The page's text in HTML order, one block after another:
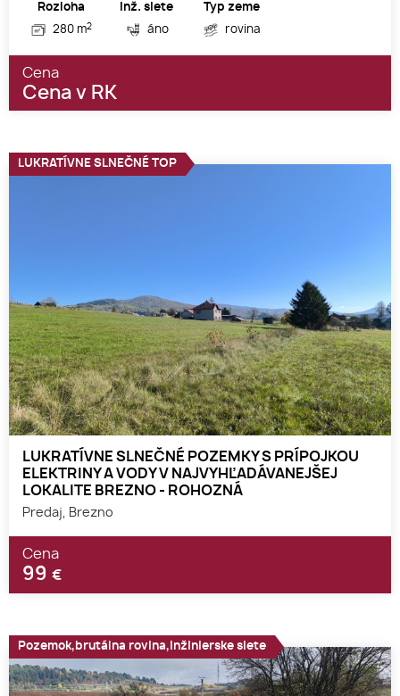
Rozloha
280 m2
Inž. siete
áno
Typ zeme
rovina
Cena
Cena v RK
LUKRATÍVNE SLNEČNÉ POZEMKY S PRÍPOJKOU
ELEKTRINY A VODY V NAJVYHĽADÁVANEJŠEJ
LOKALITE BREZNO - ROHOZNÁ
Predaj, Brezno
Cena
99 €
LUKRATÍVNE SLNEČNÉ TOP
Pozemok,brutálna rovina,inžinierske siete